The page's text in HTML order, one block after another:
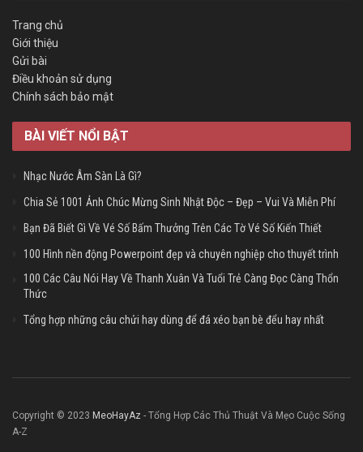
Trang chủ
Giới thiệu
Gửi bài
Điều khoản sử dụng
Chính sách bảo mật
BÀI VIẾT NỔI BẬT
Nhạc Nước Âm Sàn Là Gì?
Chia Sẻ 1001 Ảnh Chúc Mừng Sinh Nhật Độc – Đẹp – Vui Và Miễn Phí
Bạn Đã Biết Gì Về Vé Số Bấm Thưởng Trên Các Tờ Vé Số Kiến Thiết
100 Hình nền động Powerpoint đẹp và chuyên nghiệp cho thuyết trình
100 Các Câu Nói Hay Về Thanh Xuân Và Tuổi Trẻ Càng Đọc Càng Thổn
Thức
Tổng hợp những câu chửi hay dùng để đá xéo bạn bè đểu hay nhất
Copyright © 2023 MeoHayAz - Tổng Hợp Các Thủ Thuật Và Mẹo Cuộc Sống
A-Z